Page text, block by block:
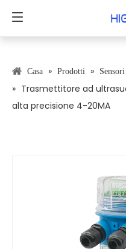
Casa » Prodotti »
» Trasmettitore ad
alta precisione 4-20MA